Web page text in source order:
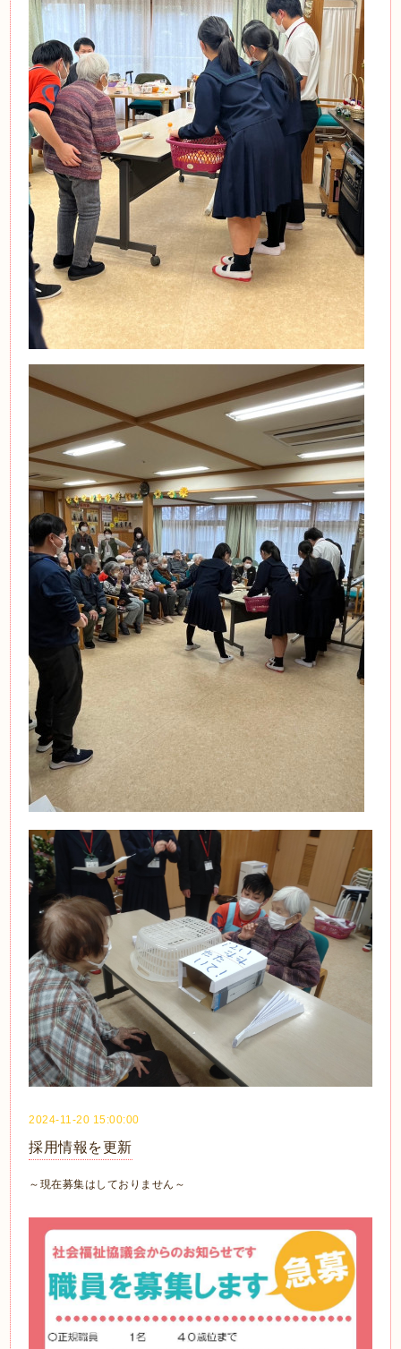
2024-11-20 15:00:00
採用情報を更新
～現在募集はしておりません～